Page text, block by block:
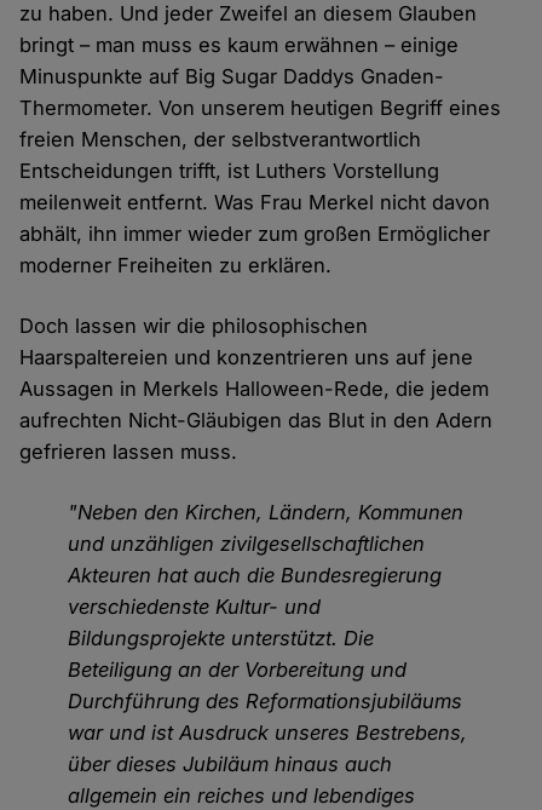
zu haben. Und jeder Zweifel an diesem Glauben
bringt – man muss es kaum erwähnen – einige
Minuspunkte auf Big Sugar Daddys Gnaden-
Thermometer. Von unserem heutigen Begriff eines
freien Menschen, der selbstverantwortlich
Entscheidungen trifft, ist Luthers Vorstellung
meilenweit entfernt. Was Frau Merkel nicht davon
abhält, ihn immer wieder zum großen Ermöglicher
moderner Freiheiten zu erklären.
Doch lassen wir die philosophischen
Haarspaltereien und konzentrieren uns auf jene
Aussagen in Merkels Halloween-Rede, die jedem
aufrechten Nicht-Gläubigen das Blut in den Adern
gefrieren lassen muss.
"Neben den Kirchen, Ländern, Kommunen
und unzähligen zivilgesellschaftlichen
Akteuren hat auch die Bundesregierung
verschiedenste Kultur- und
Bildungsprojekte unterstützt. Die
Beteiligung an der Vorbereitung und
Durchführung des Reformationsjubiläums
war und ist Ausdruck unseres Bestrebens,
über dieses Jubiläum hinaus auch
allgemein ein reiches und lebendiges